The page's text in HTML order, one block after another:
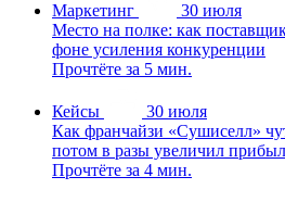
Маркетинг
30 июля
Место на полке: как
фоне усиления конкуренции
Прочтёте за 5 мин.
Кейсы
30 июля
Как франчайзи «Сушиселл»
потом в разы увеличил
Прочтёте за 4 мин.